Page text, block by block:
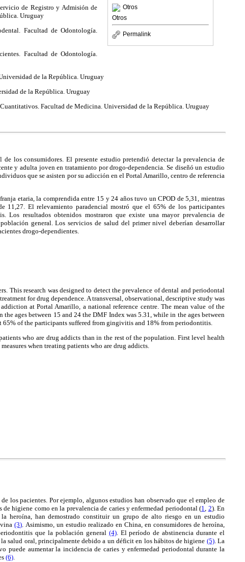
Otros
Otros
Permalink
de Registro y Admisión de
Uruguay
Facultad de Odontología.
Facultad de Odontología.
de la República. Uruguay
de la República. Uruguay
Facultad de Medicina.Universidad de la República. Uruguay
los consumidores. El presente estudio pretendió detectar la prevalencia de
y adulta joven en tratamiento por drogo-dependencia. Se diseñó un estudio
que se asisten por su adicción en el Portal Amarillo, centro de referencia
etaria, la comprendida entre 15 y 24 años tuvo un CPOD de 5,31, mientras
El relevamiento paradencial mostró que el 65% de los participantes
Los resultados obtenidos mostraron que existe una mayor prevalencia de
general. Los servicios de salud del primer nivel deberían desarrollar
drogo-dependientes.
This research was designed to detect the prevalence of dental and periodontal
for drug dependence. A transversal, observational, descriptive study was
at Portal Amarillo, a national reference centre. The mean value of the
ages between 15 and 24 the DMF Index was 5.31, while in the ages between
of the participants suffered from gingivitis and 18% from periodontitis.
who are drug addicts than in the rest of the population. First level health
when treating patients who are drug addicts.
los pacientes. Por ejemplo, algunos estudios han observado que el empleo de
higiene como en la prevalencia de caries y enfermedad periodontal (1, 2). En
heroína, han demostrado constituir un grupo de alto riesgo en un estudio
(3). Asimismo, un estudio realizado en China, en consumidores de heroína,
que la población general (4).El período de abstinencia durante el
salud oral, principalmente debido a un déficit en los hábitos de higiene (5). La
puede aumentar la incidencia de caries y enfermedad periodontal durante la
(6).